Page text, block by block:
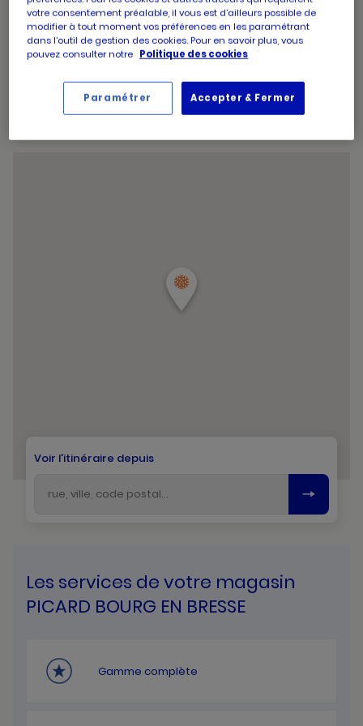
d'ouverture
d'aujourd'hui
14:30-19:30
Horaires
d'ouverture
d'aujourd'hui
Jeudi 09:00-13:00
14:30-19:30
Horaires
d'aujourd'hui
Vendredi
Horaires
Samedi 09:00 -19:30
Horaires
d'aujourd'hui
Dimanche 09:00-12:45
Horaires
Samedi 09:00-19:30
Voir l'itinéraire depuis
Les services de votre magasin
PICARD BOURG EN BRESSE
Gamme complète
votre consentement préalable, il vous est d’ailleurs possible de
modifier à tout moment vos préférences en les paramétrant
dans l’outil de gestion des cookies. Pour en savoir plus, vous
pouvez consulter notre Politique des cookies
Accepter & Fermer
Paramétrer